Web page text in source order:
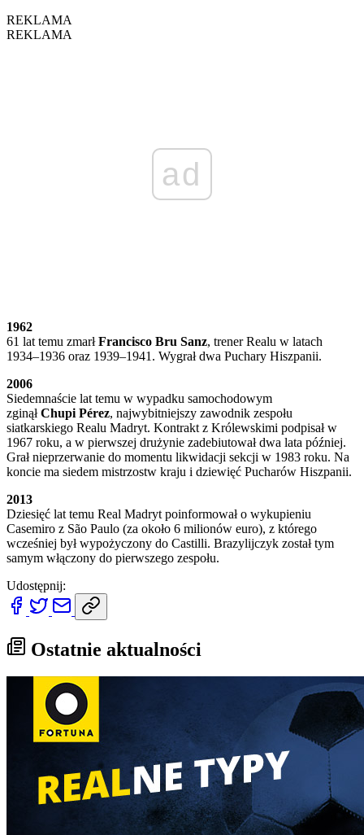
REKLAMA
REKLAMA
ad
1962
61 lat temu zmarłFrancisco Bru Sanz, trener Realu w latach
1934–1936 oraz 1939–1941. Wygrał dwa Puchary Hiszpanii.
2006
Siedemnaście lat temu w wypadku samochodowym
zginąłChupi Pérez, najwybitniejszy zawodnik zespołu
siatkarskiego Realu Madryt. Kontrakt z Królewskimi podpisał w
1967 roku, a w pierwszej drużynie zadebiutował dwa lata później.
Grał nieprzerwanie do momentu likwidacji sekcji w 1983 roku. Na
koncie ma siedem mistrzostw kraju i dziewięć Pucharów Hiszpanii.
2013
Dziesięć lat temu Real Madryt poinformował o wykupieniu
Casemiro z São Paulo (za około 6 milionów euro), z którego
wcześniej był wypożyczony do Castilli. Brazylijczyk został tym
samym włączony do pierwszego zespołu.
Udostępnij:
Ostatnie aktualności